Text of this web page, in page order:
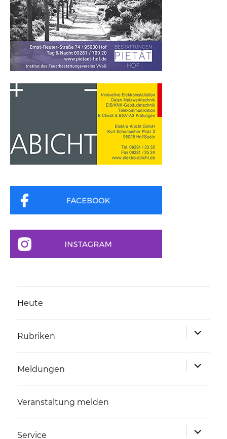
Heute
Rubriken
anzeigen
Meldungen
anzeigen
Veranstaltung melden
Service
anzeigen